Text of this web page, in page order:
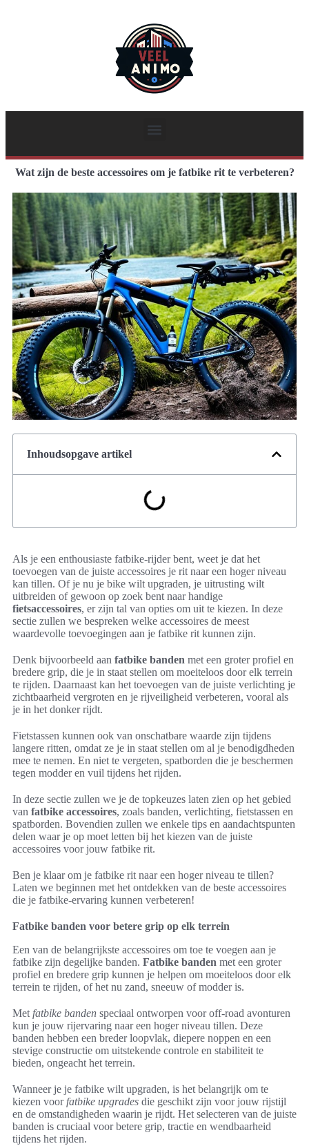
Wat zijn de beste accessoires om je fatbike rit te verbeteren?
Inhoudsopgave artikel
Als je een enthousiaste fatbike-rijder bent, weet je dat het
toevoegen van de juiste accessoires je rit naar een hoger niveau
kan tillen. Of je nu je bike wilt upgraden, je uitrusting wilt
uitbreiden of gewoon op zoek bent naar handige
fietsaccessoires, er zijn tal van opties om uit te kiezen. In deze
sectie zullen we bespreken welke accessoires de meest
waardevolle toevoegingen aan je fatbike rit kunnen zijn.
Denk bijvoorbeeld aan fatbike banden met een groter profiel en
bredere grip, die je in staat stellen om moeiteloos door elk terrein
te rijden. Daarnaast kan het toevoegen van de juiste verlichting je
zichtbaarheid vergroten en je rijveiligheid verbeteren, vooral als
je in het donker rijdt.
Fietstassen kunnen ook van onschatbare waarde zijn tijdens
langere ritten, omdat ze je in staat stellen om al je benodigdheden
mee te nemen. En niet te vergeten, spatborden die je beschermen
tegen modder en vuil tijdens het rijden.
In deze sectie zullen we je de topkeuzes laten zien op het gebied
van fatbike accessoires, zoals banden, verlichting, fietstassen en
spatborden. Bovendien zullen we enkele tips en aandachtspunten
delen waar je op moet letten bij het kiezen van de juiste
accessoires voor jouw fatbike rit.
Ben je klaar om je fatbike rit naar een hoger niveau te tillen?
Laten we beginnen met het ontdekken van de beste accessoires
die je fatbike-ervaring kunnen verbeteren!
Fatbike banden voor betere grip op elk terrein
Een van de belangrijkste accessoires om toe te voegen aan je
fatbike zijn degelijke banden. Fatbike banden met een groter
profiel en bredere grip kunnen je helpen om moeiteloos door elk
terrein te rijden, of het nu zand, sneeuw of modder is.
Met fatbike banden speciaal ontworpen voor off-road avonturen
kun je jouw rijervaring naar een hoger niveau tillen. Deze
banden hebben een breder loopvlak, diepere noppen en een
stevige constructie om uitstekende controle en stabiliteit te
bieden, ongeacht het terrein.
Wanneer je je fatbike wilt upgraden, is het belangrijk om te
kiezen voor fatbike upgrades die geschikt zijn voor jouw rijstijl
en de omstandigheden waarin je rijdt. Het selecteren van de juiste
banden is cruciaal voor betere grip, tractie en wendbaarheid
tijdens het rijden.